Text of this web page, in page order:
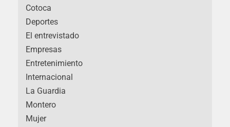
Cotoca
Deportes
El entrevistado
Empresas
Entretenimiento
Internacional
La Guardia
Montero
Mujer